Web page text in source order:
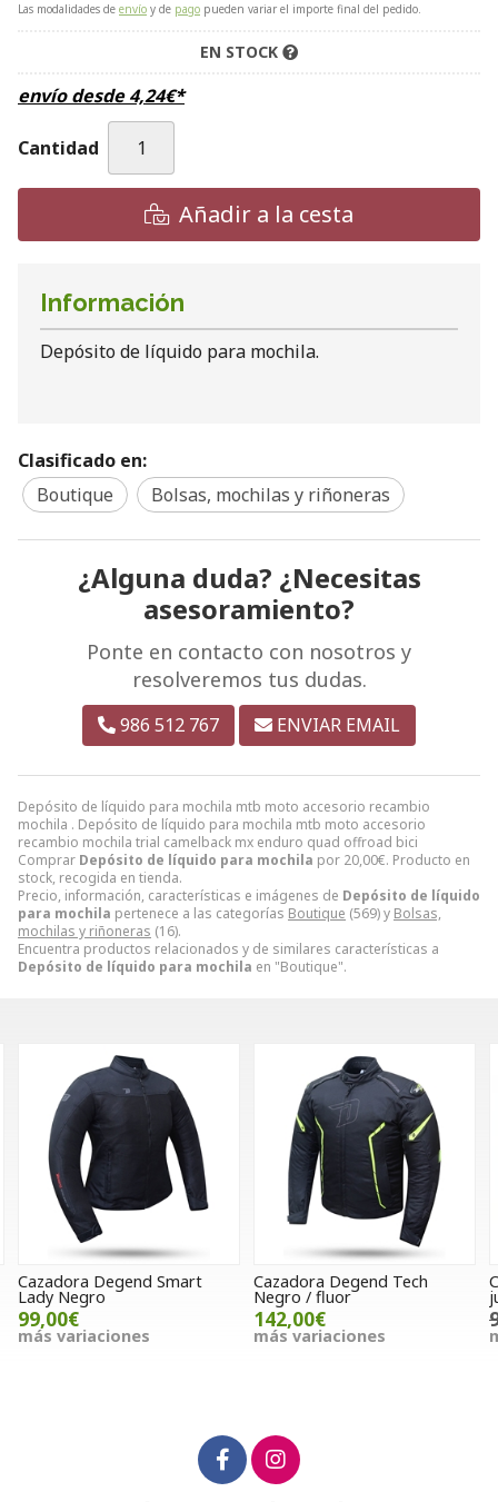
Las modalidades de envío y de pago pueden variar el importe final del pedido.
EN STOCK
envío desde4,24€*
Cantidad
Añadir a la cesta
Depósito de líquido para mochila mtb moto accesorio recambio
mochila . Depósito de líquido para mochila mtb moto accesorio
recambio mochila trial camelback mx enduro quad offroad bici
Comprar Depósito de líquido para mochila por 20,00€. Producto en
stock, recogida en tienda.
Precio, información, características e imágenes de Depósito de líquido
para mochila pertenece a las categorías Boutique (569) y Bolsas,
mochilas y riñoneras (16).
Encuentra productos relacionados y de similares características a
Depósito de líquido para mochila en "Boutique".
Información
Depósito de líquido para mochila.
Clasificado en:
Boutique
Bolsas, mochilas y riñoneras
¿Alguna duda? ¿Necesitas
asesoramiento?
Ponte en contacto con nosotros y
resolveremos tus dudas.
986 512 767 ENVIAR EMAIL
Cazadora Degend Tech
Negro / fluor
142,00€
más variaciones
Cazadora Hebo Tech T7
junior
90,00€
más variaciones